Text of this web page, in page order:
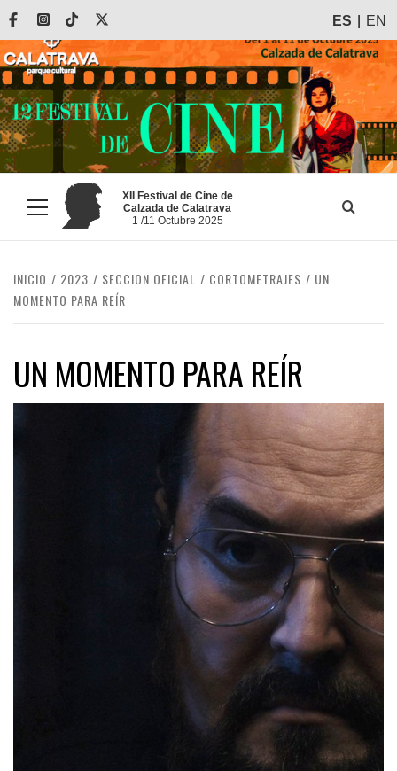
Saltar
contenido
FacebookInstagram
Tiktok ES EN
Menú
principal
XII Festival de Cine de
Calzada de Calatrava
1 /11 Octubre 2025
INICIO 2023 SECCION OFICIAL CORTOMETRAJES
UN
MOMENTO PARA REÍR
UN MOMENTO PARA REÍR